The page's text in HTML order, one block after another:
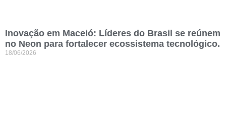
Inovação em Maceió: Líderes do Brasil se reúnem
no Neon para fortalecer ecossistema tecnológico.
18/06/2026